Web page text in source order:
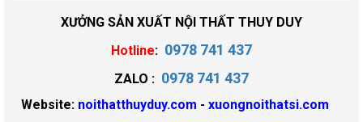
XƯỞNG SẢN XUẤT NỘI THẤT THUY DUY
Hotline: 0978 741 437
ZALO : 0978 741 437
Website: noithatthuyduy.com - xuongnoithatsi.com